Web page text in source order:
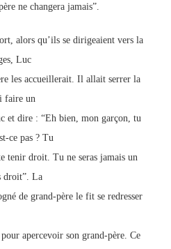
ne changera jamais”.
alors qu’ils se dirigeaient vers la
Luc
les accueillerait. Il allait serrer la
faire un
et dire : “Eh bien, mon garçon, tu
ce pas ? Tu
tenir droit. Tu ne seras jamais un
droit”. La
de grand-père le fit se redresser
apercevoir son grand-père. Ce